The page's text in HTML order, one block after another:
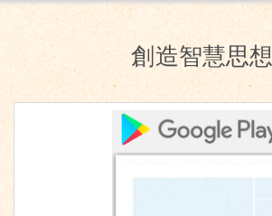
創造智慧思想